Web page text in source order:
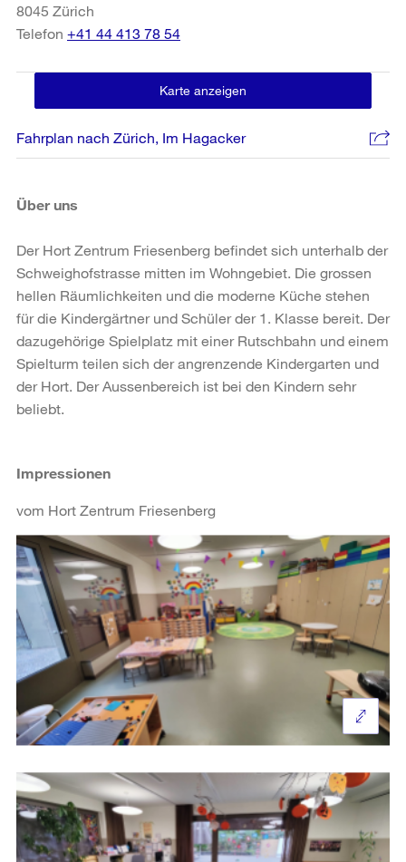
8045 Zürich
Telefon +41 44 413 78 54
Karte anzeigen
Fahrplan nach Zürich, Im Hagacker
Über uns
Der Hort Zentrum Friesenberg befindet sich unterhalb der
Schweighofstrasse mitten im Wohngebiet. Die grossen
hellen Räumlichkeiten und die moderne Küche stehen
für die Kindergärtner und Schüler der 1. Klasse bereit. Der
dazugehörige Spielplatz mit einer Rutschbahn und einem
Spielturm teilen sich der angrenzende Kindergarten und
der Hort. Der Aussenbereich ist bei den Kindern sehr
beliebt.
Impressionen
vom Hort Zentrum Friesenberg